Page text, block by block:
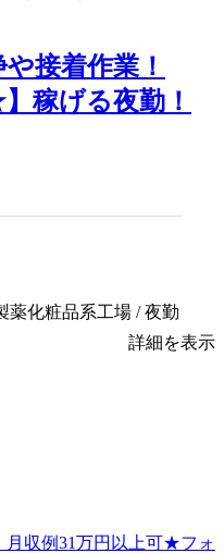
接着作業！
稼げる夜勤！
薬化粧品系工場 / 夜勤
詳細を表示